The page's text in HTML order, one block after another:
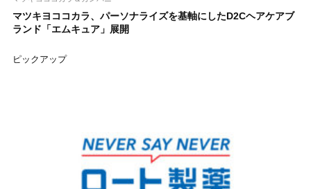
マツキヨココカラ、パーソナライズを基軸にしたD2Cヘアケアブ
ランド「エムキュア」展開
ピックアップ